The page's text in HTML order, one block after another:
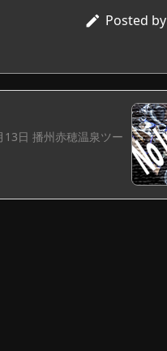
 Posted by
13日 播州赤穂温泉ツー